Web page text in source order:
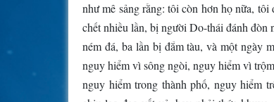
như mê sảng rằng: tôi còn hơn họ nữa,
chết nhiều lần, bị người Do-thái đánh
ném đá, ba lần bị đắm tàu, và một ngày
nguy hiểm vì sông ngòi, nguy hiểm vì
nguy hiểm trong thành phố, nguy hiểm